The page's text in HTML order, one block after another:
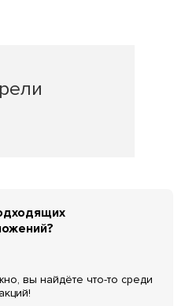
вы найдёте что-то среди